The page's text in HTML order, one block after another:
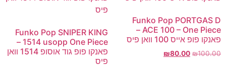
Funko Pop PORTGAS D
ACE 100 – One Piece –
פאנקו פופ אייס 100 וואן פיס
₪100.00
₪80.00
Funko Pop SNIPER KING
1514 usopp One Piece –
פאנקו פופ גוד אוסופ 1514 וואן
פיס